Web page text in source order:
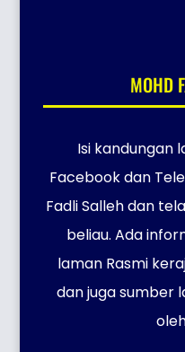
MOHD
Isi kandungan
Facebook dan
Fadli Salleh dan
beliau. Ada
laman Rasmi
dan juga sumber